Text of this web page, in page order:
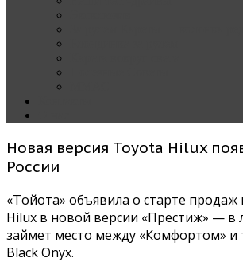
Новая версия Toyota Hilux
России
«Тойота» объявила о старте
Hilux в новой версии «Престиж» — в
займет место между «Комфортом» и
Black Onyx.